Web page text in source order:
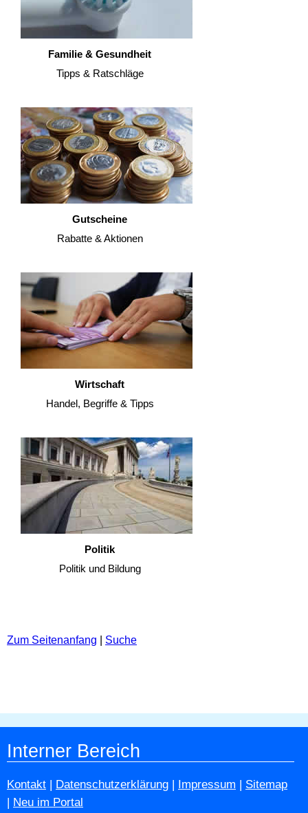
Familie & Gesundheit
Tipps & Ratschläge
Gutscheine
Rabatte & Aktionen
Wirtschaft
Handel, Begriffe & Tipps
Politik
Politik und Bildung
Zum Seitenanfang Suche
Interner Bereich
Kontakt | Datenschutzerklärung | Impressum | Sitemap
| Neu im Portal